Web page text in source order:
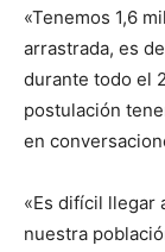
«Tenemos 1,6
arrastrada, es
durante todo el
postulación
en
«Es difícil llegar
nuestra